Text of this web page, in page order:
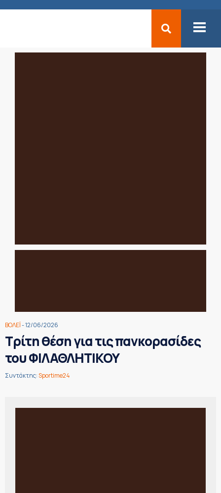
ΒΟΛΕΪ- 12/06/2026
Τρίτη θέση για τις πανκορασίδες
του ΦΙΛΑΘΛΗΤΙΚΟΥ
Συντάκτης:Sportime24